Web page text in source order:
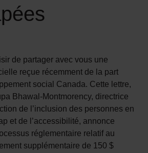
de partager avec vous une
reçue récemment de la part
social Canada. Cette lettre,
Bhawal-Montmorency, directrice
de l’inclusion des personnes en
et de l’accessibilité, annonce
réglementaire relatif au
supplémentaire de 150 $